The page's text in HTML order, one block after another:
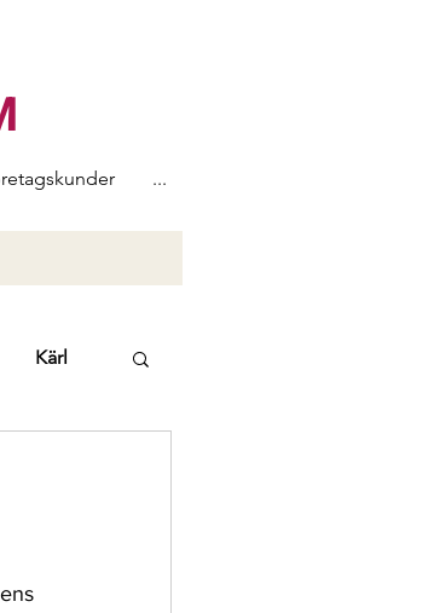
...
Kärl